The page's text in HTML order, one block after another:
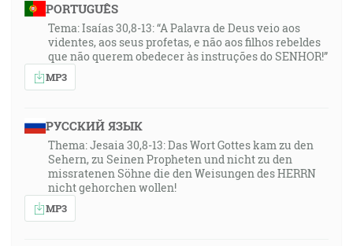
PORTUGUÊS
Tema: Isaías 30,8-13: “A Palavra de Deus veio aos
videntes, aos seus profetas, e não aos filhos rebeldes
que não querem obedecer às instruções do SENHOR!”
MP3
РУССКИЙ ЯЗЫК
Thema: Jesaia 30,8-13: Das Wort Gottes kam zu den
Sehern, zu Seinen Propheten und nicht zu den
missratenen Söhne die den Weisungen des HERRN
nicht gehorchen wollen!
MP3